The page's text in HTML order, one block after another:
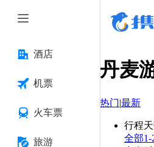
酒店
机票
火车票
旅游
丹麦
热门|最新
行程
全部1-